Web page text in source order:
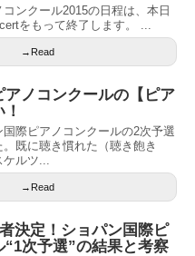
ンクール2015の日程は、本日
をもって終了します。 ...
→Read
アノコンクールの【ピア
際ピアノコンクールの2次予選
既に聴き慣れた（聴き飽き
ルツ...
→Read
決定！ショパン国際ピ
“1次予選”の結果と考察